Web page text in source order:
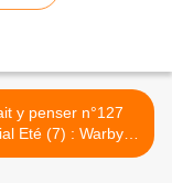
y penser n°127
Eté (7) : Warby
et son livre "Good